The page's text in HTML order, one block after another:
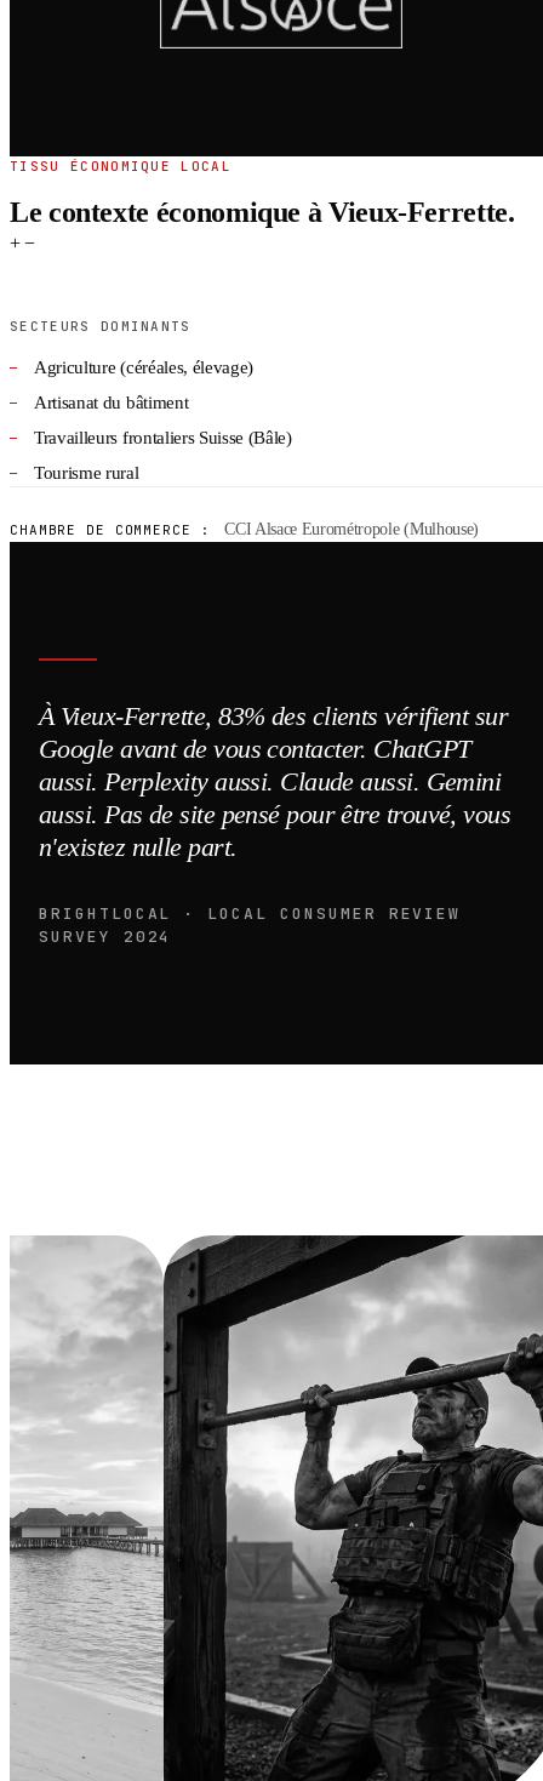
TISSU ÉCONOMIQUE LOCAL
Le contexte économique à Vieux-Ferrette.
+ −
SECTEURS DOMINANTS
Agriculture (céréales, élevage)
Artisanat du bâtiment
Travailleurs frontaliers Suisse (Bâle)
Tourisme rural
CHAMBRE DE COMMERCE : CCI Alsace Eurométropole (Mulhouse)
À Vieux-Ferrette, 83% des clients vérifient sur
Google avant de vous contacter. ChatGPT
aussi. Perplexity aussi. Claude aussi. Gemini
aussi. Pas de site pensé pour être trouvé, vous
n'existez nulle part.
BRIGHTLOCAL · LOCAL CONSUMER REVIEW
SURVEY 2024